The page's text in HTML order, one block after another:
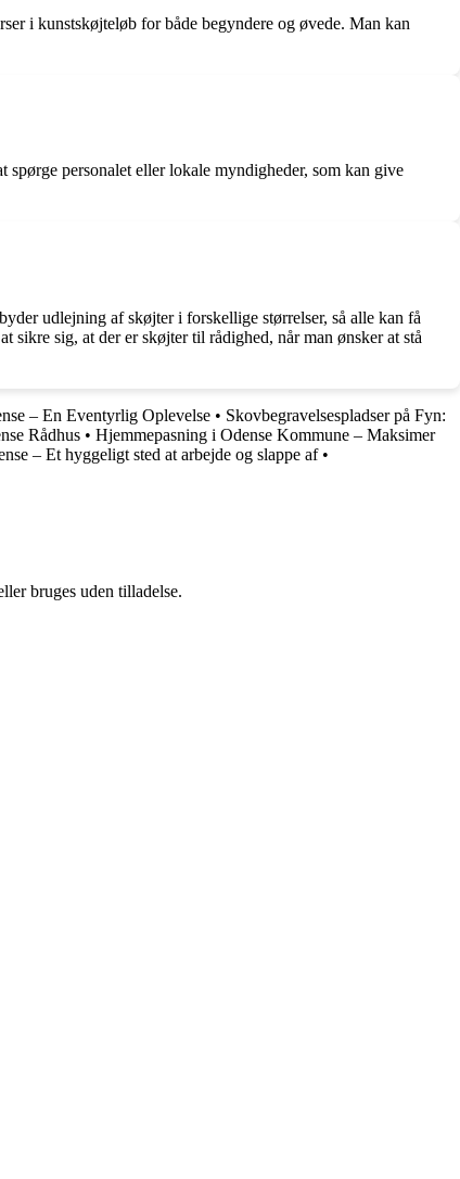
i kunstskøjteløb for både begyndere og øvede. Man kan
personalet eller lokale myndigheder, som kan give
udlejning af skøjter i forskellige størrelser, så alle kan få
sikre sig, at der er skøjter til rådighed, når man ønsker at stå
– En Eventyrlig Oplevelse • Skovbegravelsespladser på Fyn:
Rådhus • Hjemmepasning i Odense Kommune – Maksimer
– Et hyggeligt sted at arbejde og slappe af•
bruges uden tilladelse.